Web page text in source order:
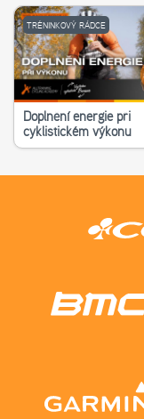
TRÉNINKOVÝ RÁDCE
Doplnění energie při
cyklistickém výkonu